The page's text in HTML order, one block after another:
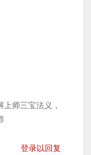
师三宝法义，
登录以回复